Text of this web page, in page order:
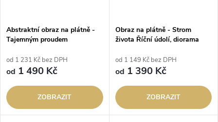
Abstraktní obraz na plátně -
Tajemným proudem
od 1 231 Kč bez DPH
od 1 490 Kč
ZOBRAZIT
Obraz na plátně - Strom
života Říční údolí, diorama
od 1 149 Kč bez DPH
od 1 390 Kč
ZOBRAZIT